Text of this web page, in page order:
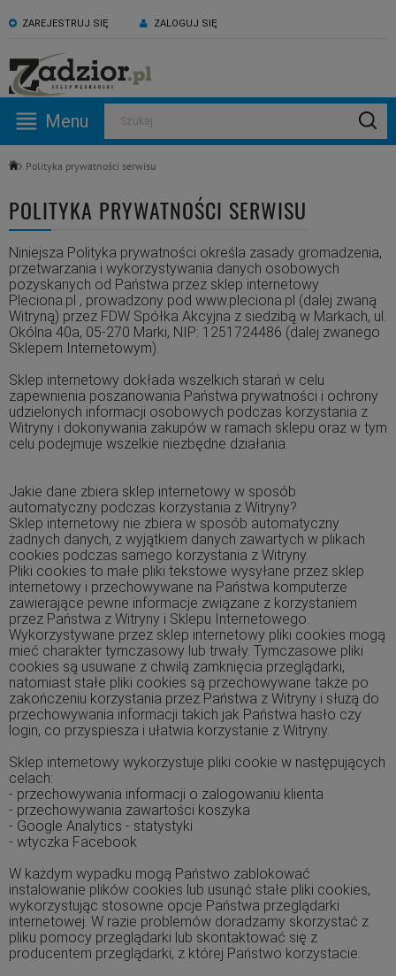
ZAREJESTRUJ SIĘ ZALOGUJ SIĘ
KONTAKT:
530 582 918
Pn -Pt: 09:00 - 17:00
ZAPRASZAMY NA NASZ
Menu Szukaj
Polityka prywatności serwisu
POLITYKA PRYWATNOŚCI SERWISU
Niniejsza Polityka prywatności określa zasady gromadzenia,
przetwarzania i wykorzystywania danych osobowych
pozyskanych od Państwa przez sklep internetowy
Pleciona.pl , prowadzony pod www.pleciona.pl (dalej zwaną
Witryną) przez FDW Spółka Akcyjna z siedzibą w Markach, ul.
Okólna 40a, 05-270 Marki, NIP: 1251724486 (dalej zwanego
Sklepem Internetowym).
Sklep internetowy dokłada wszelkich starań w celu
zapewnienia poszanowania Państwa prywatności i ochrony
udzielonych informacji osobowych podczas korzystania z
Witryny i dokonywania zakupów w ramach sklepu oraz w tym
celu podejmuje wszelkie niezbędne działania.
Jakie dane zbiera sklep internetowy w sposób
automatyczny podczas korzystania z Witryny?
Sklep internetowy nie zbiera w sposób automatyczny
żadnych danych, z wyjątkiem danych zawartych w plikach
cookies podczas samego korzystania z Witryny.
Pliki cookies to małe pliki tekstowe wysyłane przez sklep
internetowy i przechowywane na Państwa komputerze
zawierające pewne informacje związane z korzystaniem
przez Państwa z Witryny i Sklepu Internetowego.
Wykorzystywane przez sklep internetowy pliki cookies mogą
mieć charakter tymczasowy lub trwały. Tymczasowe pliki
cookies są usuwane z chwilą zamknięcia przeglądarki,
natomiast stałe pliki cookies są przechowywane także po
zakończeniu korzystania przez Państwa z Witryny i służą do
przechowywania informacji takich jak Państwa hasło czy
login, co przyspiesza i ułatwia korzystanie z Witryny.
Sklep internetowy wykorzystuje pliki cookie w następujących
celach:
- przechowywania informacji o zalogowaniu klienta
- przechowywania zawartości koszyka
- Google Analytics - statystyki
- wtyczka Facebook
W każdym wypadku mogą Państwo zablokować
instalowanie plików cookies lub usunąć stałe pliki cookies,
wykorzystując stosowne opcje Państwa przeglądarki
internetowej. W razie problemów doradzamy skorzystać z
pliku pomocy przeglądarki lub skontaktować się z
producentem przeglądarki, z której Państwo korzystacie.